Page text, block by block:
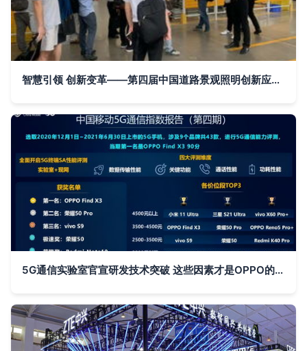
智慧引领 创新变革——第四届中国道路景观照明创新应用论坛在杭州胜利召开
5G通信实验室官宣研发技术突破 这些因素才是OPPO的5G发展利器